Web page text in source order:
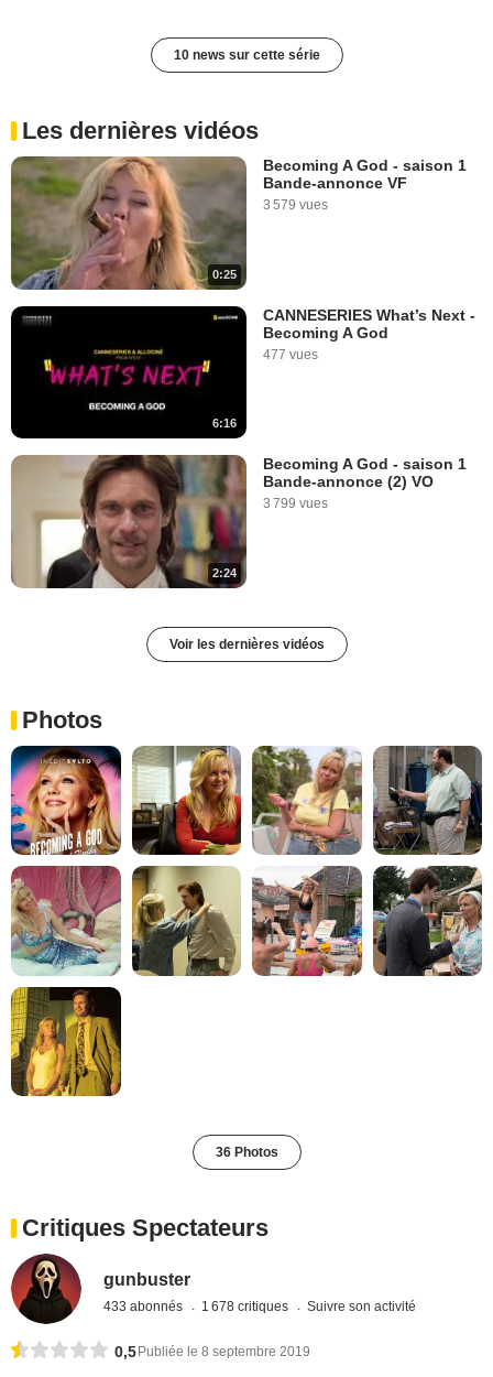
10 news sur cette série
Les dernières vidéos
0:25
Becoming A God - saison 1
Bande-annonce VF
3 579 vues
6:16
CANNESERIES What’s Next -
Becoming A God
477 vues
2:24
Becoming A God - saison 1
Bande-annonce (2) VO
3 799 vues
Voir les dernières vidéos
Photos
36 Photos
Critiques Spectateurs
gunbuster
433 abonnés 1 678 critiques Suivre son activité
0,5 Publiée le 8 septembre 2019